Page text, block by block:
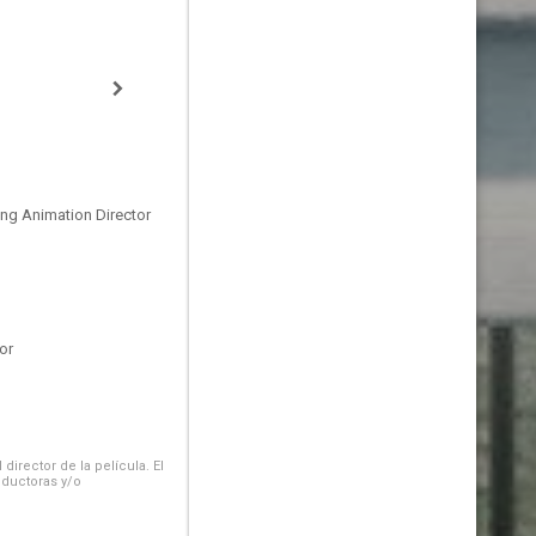
Animation Director
de la película. El
y/o